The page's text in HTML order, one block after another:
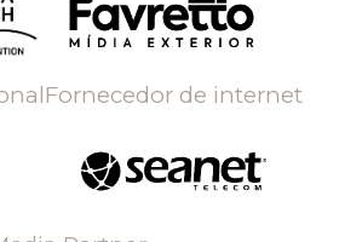
Fornecedor de internet